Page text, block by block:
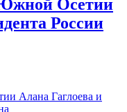
Осетии
России